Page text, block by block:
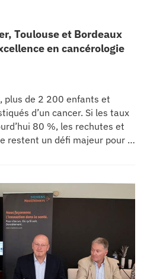
Toulouse et Bordeaux
en cancérologie
plus de 2 200 enfants et
d’un cancer. Si les taux
80 %, les rechutes et
restent un défi majeur pour la
et de leurs partenaires,
de recherche d’excellence